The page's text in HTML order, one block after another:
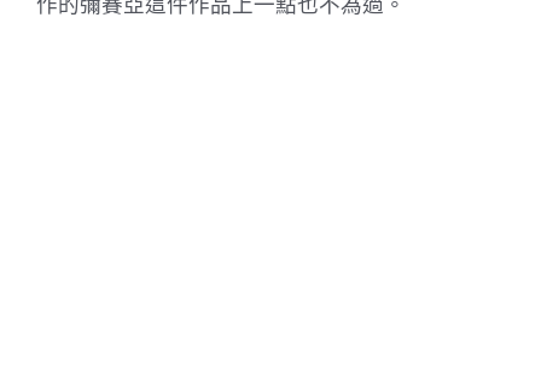
作的彌賽亞這件作品上一點也不為過。